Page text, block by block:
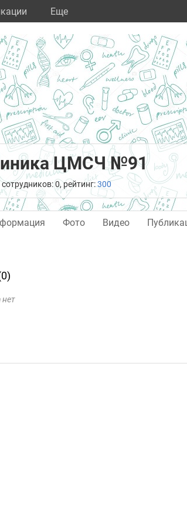
Eще
ЦМСЧ №91
0, рейтинг:300
Фото Видео
нет